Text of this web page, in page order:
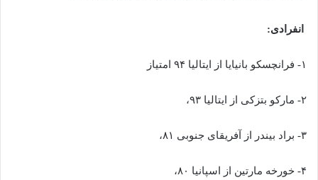
انفرادی:
۱- فرانچسکو بانیایا از ایتالیا ۹۴ امتیاز
۲- مارکو بتزکی از ایتالیا ۹۳،
۳- براد بیندر از آفریقای جنوبی ۸۱،
۴- خورخه مارتین از اسپانیا ۸۰،